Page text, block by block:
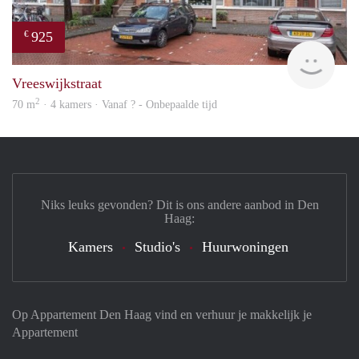
€ 925
Vreeswijkstraat
70 m2 · 4 kamers · Vanaf ? - Onbepaalde tijd
Op Appartement Den Haag vind en verhuur je makkelijk je
Appartement
Niks leuks gevonden? Dit is ons andere aanbod in Den
Haag:
Kamers Studio's Huurwoningen